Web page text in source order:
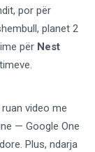
por për
planet 2
për Nest
video me
— Google One
Plus, ndarja